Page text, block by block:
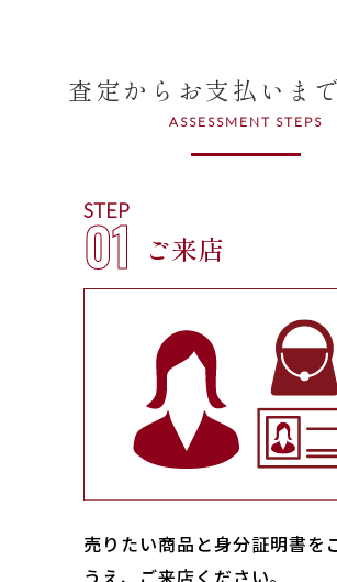
査定からお支払いま
ASSESSMENT STEPS
STEP
01 ご来店
売りたい商品と身分証明書を
うえ、ご来店ください｡